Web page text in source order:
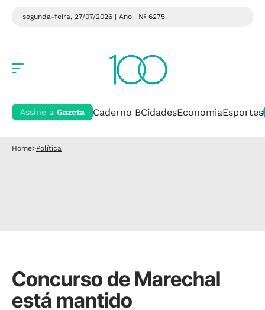
segunda-feira, 27/07/2026 | Ano | Nº 6275
Assine a Gazeta Caderno BCidadesEconomiaEsportes
Home>Política
Concurso de Marechal
está mantido